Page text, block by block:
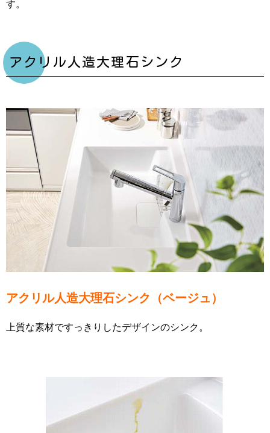
す。
アクリル人造大理石シンク
アクリル人造大理石シンク（ベージュ）
上質な素材ですっきりしたデザインのシンク。